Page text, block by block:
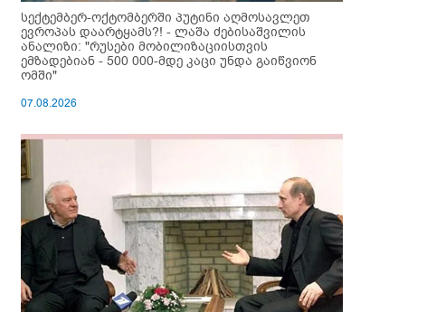
სექტემბერ-ოქტომბერში პუტინი აღმოსავლეთ
ევროპას დაარტყამს?! - ლაშა ძებისაშვილის
ანალიზი: "რუსები მობი­ლიზაციისთვის
ემზადებიან - 500 000-მდე კაცი უნდა გაიწვიონ
ომში"
07.08.2026